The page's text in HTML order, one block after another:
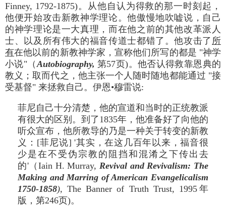
Finney, 1792-1875)。从他自认为得救的那一时刻起，
他便开始攻击新教神学理论。他傲慢地吹嘘说，自己
的神学理论是一大真理，而在他之前的其他改革派人
士、以及所有伟大的福音传道士都错了。他攻击了 所
有在他以前的新教神学家，宣称他们所写的都是 "神学
小说"（Autobiography, 第57页)。他否认得救靠恩典的
教义；取而代之，他主张一个人随时随地都能通过 "接
受基督" 来拯救自己。伊恩•穆雷说:
菲尼自己十分清楚，他的宣道和当时的正统教派
有很大的区别。到了1835年，他准备好了向他的
听众宣布，他所教导的乃是一种关于转变的新教
义：[菲尼说] '其实，在这几百年以来，福音很
少是在不受伪宗教的阻挡和混淆之下传出去
的'（Iain H. Murray, Revival and Revivalism: The
Making and Marring of American Evangelicalism
1750-1858), The Banner of Truth Trust, 1995年
版，第246页)。